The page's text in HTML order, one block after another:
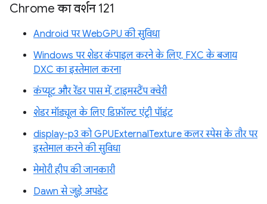
Chrome का वर्शन 121
Android पर WebGPU की सुविधा
Windows पर शेडर कंपाइल करने के लिए, FXC के बजाय
DXC का इस्तेमाल करना
कंप्यूट और रेंडर पास में, टाइमस्टैंप क्वेरी
शेडर मॉड्यूल के लिए डिफ़ॉल्ट एंट्री पॉइंट
display-p3 को GPUExternalTexture कलर स्पेस के तौर पर
इस्तेमाल करने की सुविधा
मेमोरी हीप की जानकारी
Dawn से जुड़े अपडेट